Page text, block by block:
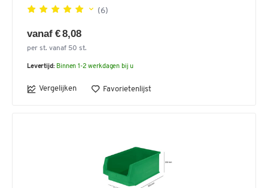
(6)
vanaf € 8,08
per st. vanaf 50 st.
Levertijd: Binnen 1-2 werkdagen bij u
Vergelijken Favorietenlijst